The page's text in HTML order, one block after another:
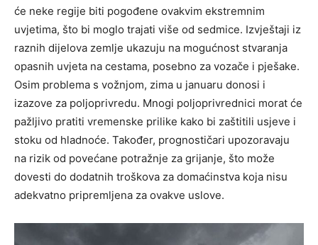
će neke regije biti pogođene ovakvim ekstremnim
uvjetima, što bi moglo trajati više od sedmice. Izvještaji iz
raznih dijelova zemlje ukazuju na mogućnost stvaranja
opasnih uvjeta na cestama, posebno za vozače i pješake.
Osim problema s vožnjom, zima u januaru donosi i
izazove za poljoprivredu. Mnogi poljoprivrednici morat će
pažljivo pratiti vremenske prilike kako bi zaštitili usjeve i
stoku od hladnoće. Također, prognostičari upozoravaju
na rizik od povećane potražnje za grijanje, što može
dovesti do dodatnih troškova za domaćinstva koja nisu
adekvatno pripremljena za ovakve uslove.